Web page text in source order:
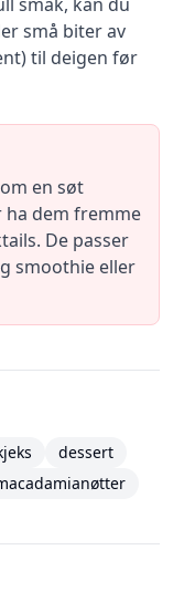
små biter av
til deigen før
en søt
ha dem fremme
De passer
smoothie eller
dessert